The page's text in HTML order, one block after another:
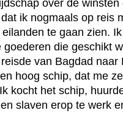
over de
ik nogmaals op reis
te gaan zien.
goederen die geschikt
van Bagdad
hoog schip, dat me
kocht het schip,
slaven erop te werk